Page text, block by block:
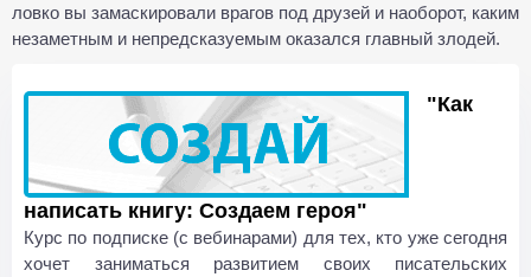
ловко вы замаскировали врагов под друзей и наоборот, каким
незаметным и непредсказуемым оказался главный злодей.
"Как
написать книгу: Создаем героя"
Курс по подписке (с вебинарами) для тех, кто уже сегодня
хочет заниматься развитием своих писательских